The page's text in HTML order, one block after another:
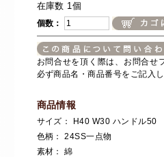
在庫数 1個
個数：
お問合せを頂く際は、お問合せ
必ず商品名・商品番号をご記入し
商品情報
サイズ： H40 W30 ハンドル50
色柄： 24SS一点物
素材： 綿